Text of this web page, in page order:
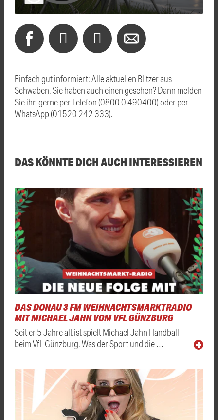
Einfach gut informiert: Alle aktuellen Blitzer aus
Schwaben. Sie haben auch einen gesehen? Dann melden
Sie ihn gerne per Telefon (0800 0 490400) oder per
WhatsApp (01520 242 333).
DAS KÖNNTE DICH AUCH INTERESSIEREN
DAS DONAU 3 FM WEIHNACHTSMARKTRADIO
MIT MICHAEL JAHN VOM VFL GÜNZBURG
Seit er 5 Jahre alt ist spielt Michael Jahn Handball
beim VfL Günzburg. Was der Sport und die …